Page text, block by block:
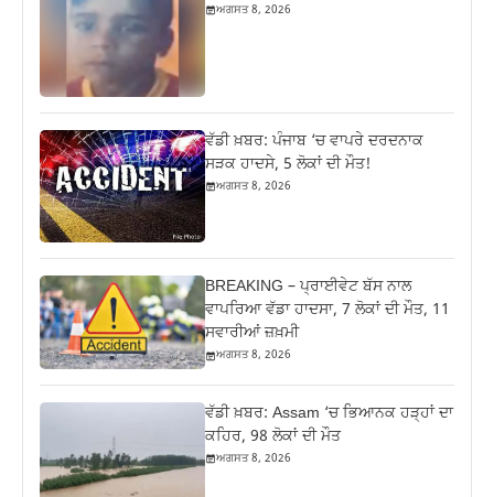
ਅਗਸਤ 8, 2026
ਵੱਡੀ ਖ਼ਬਰ: ਪੰਜਾਬ ‘ਚ ਵਾਪਰੇ ਦਰਦਨਾਕ
ਸੜਕ ਹਾਦਸੇ, 5 ਲੋਕਾਂ ਦੀ ਮੌਤ!
ਅਗਸਤ 8, 2026
BREAKING – ਪ੍ਰਾਈਵੇਟ ਬੱਸ ਨਾਲ
ਵਾਪਰਿਆ ਵੱਡਾ ਹਾਦਸਾ, 7 ਲੋਕਾਂ ਦੀ ਮੌਤ, 11
ਸਵਾਰੀਆਂ ਜ਼ਖ਼ਮੀ
ਅਗਸਤ 8, 2026
ਵੱਡੀ ਖ਼ਬਰ: Assam ‘ਚ ਭਿਆਨਕ ਹੜ੍ਹਾਂ ਦਾ
ਕਹਿਰ, 98 ਲੋਕਾਂ ਦੀ ਮੌਤ
ਅਗਸਤ 8, 2026